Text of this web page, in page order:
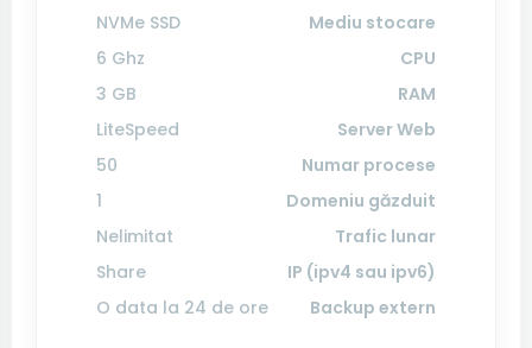
Mediu stocare
NVMe SSD
CPU
6 Ghz
RAM
3 GB
Server Web
LiteSpeed
Numar procese
50
Domeniu găzduit
1
Trafic lunar
Nelimitat
IP (ipv4 sau ipv6)
Share
Backup extern
O data la 24 de ore